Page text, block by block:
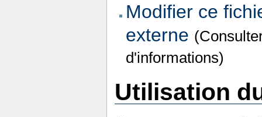
Modifier ce
externe
d'informations)
Utilisation